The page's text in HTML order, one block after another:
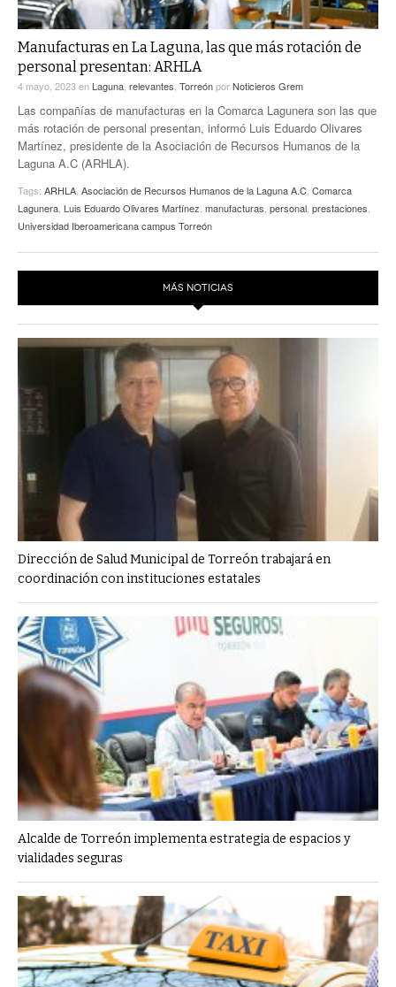
A MEDIA MAÑANA
A TODA LEY
ENTRE LAGUNEROS
LA MEJOR 97.1 ESTÉREO GALLITO
ACTUALIDADES GREM
PULSO
Manufacturas en La Laguna, las que más rotación de
personal presentan: ARHLA
4 mayo, 2023en Laguna relevantes TorreónporNoticieros Grem
Las compañías de manufacturas en la Comarca Lagunera son las que
más rotación de personal presentan, informó Luis Eduardo Olivares
Martínez, presidente de la Asociación de Recursos Humanos de la
Laguna A.C (ARHLA).
Tags: ARHLA Asociación de Recursos Humanos de la Laguna A.C Comarca
Lagunera Luis Eduardo Olivares Martínez manufacturas personal prestaciones
Universidad Iberoamericana campus Torreón
MÁS NOTICIAS
Dirección de Salud Municipal de Torreón trabajará en
coordinación con instituciones estatales
Alcalde de Torreón implementa estrategia de espacios y
vialidades seguras